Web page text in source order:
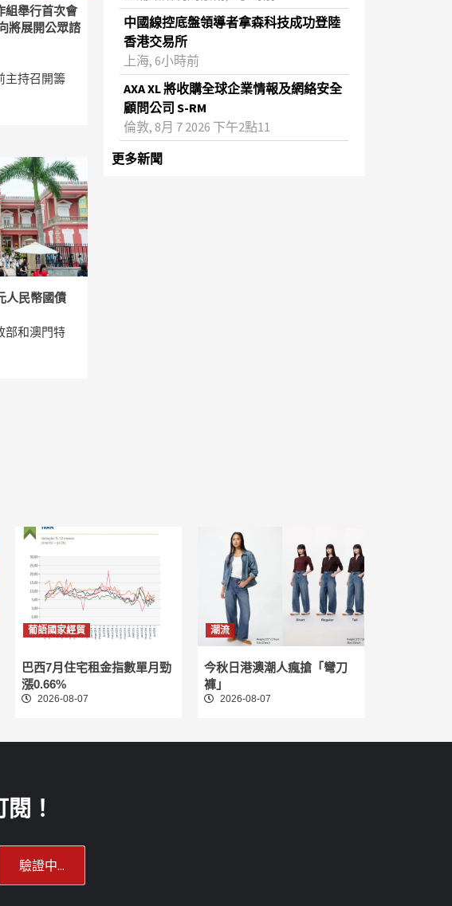
組舉行首次會
將展開公眾諮
主持召開籌
人民幣國債
部和澳門特
中國線控底盤領導者拿森科技成功登陸
香港交易所
上海, 6小時前
AXA XL 將收購全球企業情報及網絡安全
顧問公司 S-RM
倫敦, 8月 7 2026 下午2點11
更多新聞
葡語國家經貿
巴西7月住宅租金指數單月勁
漲0.66%
2026-08-07
潮流
今秋日港澳潮人瘋搶「彎刀
褲」
2026-08-07
！